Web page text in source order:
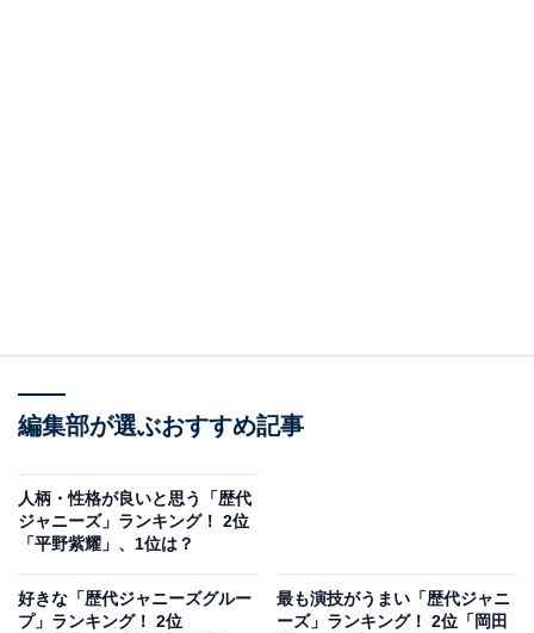
編集部が選ぶおすすめ記事
人柄・性格が良いと思う「歴代
ジャニーズ」ランキング！ 2位
「平野紫耀」、1位は？
好きな「歴代ジャニーズグルー
プ」ランキング！ 2位
最も演技がうまい「歴代ジャニ
ーズ」ランキング！ 2位「岡田